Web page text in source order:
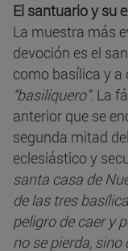
El santuario y su
La muestra más
devoción es el
como basílica y a
“basiliquero”. La
anterior que se
segunda mitad
eclesiástico y
santa casa de
de las tres
peligro de caer y
no se pierda,